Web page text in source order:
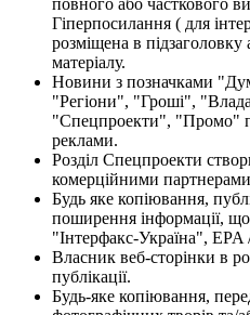
повного або часткового
Гіперпосилання ( для
розміщена в
матеріалу.
Новини з позначками
"Регіони", "Гроші",
"Спецпроекти", "Промо"
реклами.
Розділ Спецпроекти
комерційними
Будь яке копіювання,
поширення інформації,
"Інтерфакс-Україна", EPA
Власник веб-сторінки в
публікації.
Будь-яке копіювання,